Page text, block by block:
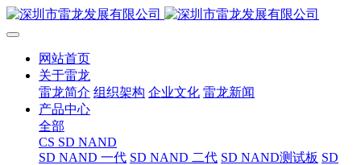
网站首页
关于雷龙
雷龙简介 组织架构 企业文化 雷龙新闻
产品中心
全部
CS SD NAND
SD NAND 一代 SD NAND 二代 SD NAND测试板 SD